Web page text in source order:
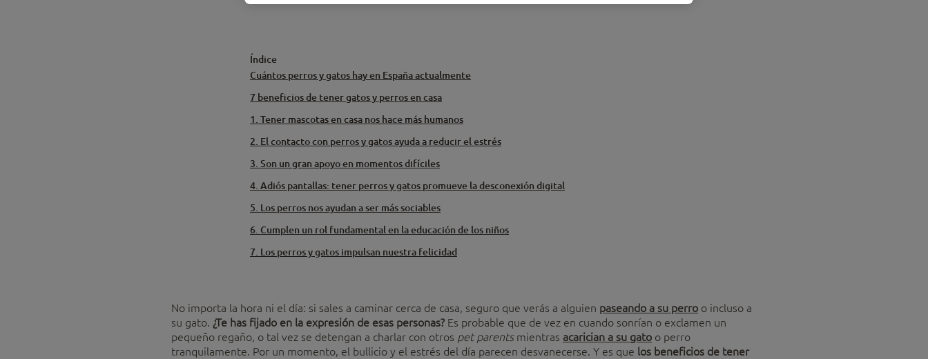
Índice
Cuántos perros y gatos hay en España actualmente
7 beneficios de tener gatos y perros en casa
1. Tener mascotas en casa nos hace más humanos
2. El contacto con perros y gatos ayuda a reducir el estrés
3. Son un gran apoyo en momentos difíciles
4. Adiós pantallas: tener perros y gatos promueve la desconexión digital
5. Los perros nos ayudan a ser más sociables
6. Cumplen un rol fundamental en la educación de los niños
7. Los perros y gatos impulsan nuestra felicidad
No importa la hora ni el día: si sales a caminar cerca de casa, seguro que verás a alguien paseando a su perro o incluso a
su gato. ¿Te has fijado en la expresión de esas personas? Es probable que de vez en cuando sonrían o exclamen un
pequeño regaño, o tal vez se detengan a charlar con otros pet parentsmientras acarician a su gato o perro
tranquilamente. Por un momento, el bullicio y el estrés del día parecen desvanecerse. Y es que los beneficios de tener